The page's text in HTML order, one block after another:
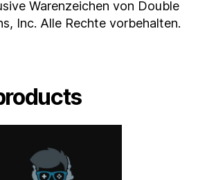
Warenzeichen von Double
Inc. Alle Rechte vorbehalten.